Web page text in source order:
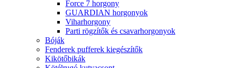
Force 7 horgony
GUARDIAN horgonyok
Viharhorgony
Parti rögzítők és csavarhorgonyok
Bóják
Fenderek pufferek kiegészítők
Kikötőbikák